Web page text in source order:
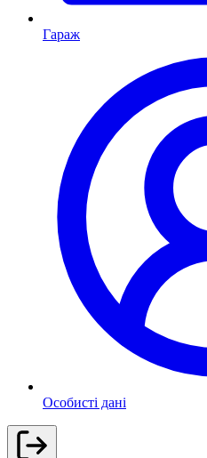
Гараж
Особисті дані